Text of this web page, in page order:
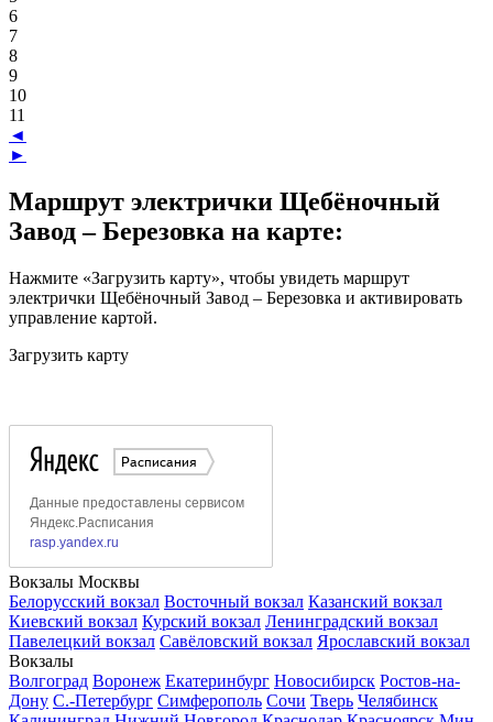
6
7
8
9
10
11
◄
►
Маршрут электрички Щебёночный
Завод – Березовка на карте:
Нажмите «Загрузить карту», чтобы увидеть маршрут
электрички Щебёночный Завод – Березовка и активировать
управление картой.
Загрузить карту
Вокзалы Москвы
Белорусский вокзал Восточный вокзал Казанский вокзал
Киевский вокзал Курский вокзал Ленинградский вокзал
Павелецкий вокзал Савёловский вокзал Ярославский вокзал
Вокзалы
Волгоград Воронеж Екатеринбург Новосибирск Ростов-на-
Дону С.-Петербург Симферополь Сочи Тверь Челябинск